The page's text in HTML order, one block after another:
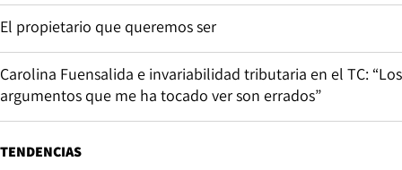
El propietario que queremos ser
Carolina Fuensalida e invariabilidad tributaria en el TC: “Los
argumentos que me ha tocado ver son errados”
TENDENCIAS